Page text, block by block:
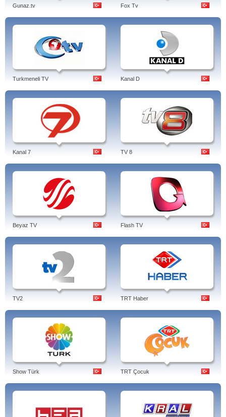
Gunaz.tv Fox Tv
Turkmeneli TV Kanal D
Kanal 7 TV 8
Beyaz TV Flash TV
TV2 TRT Haber
Show Türk TRT Çocuk